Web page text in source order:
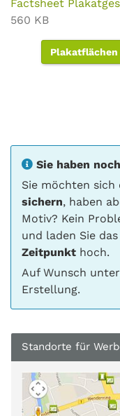
Factsheet
560 KB
Sie haben
Sie möchten sich
sichern, haben
Motiv? Kein
und laden Sie das
Zeitpunkt hoch.
Auf Wunsch
Erstellung.
Standorte für